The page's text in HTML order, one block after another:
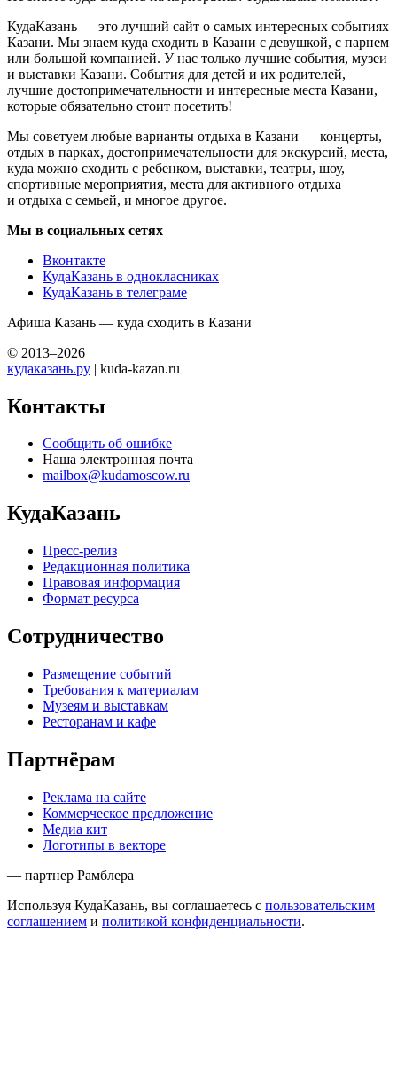
КудаКазань — это лучший сайт о самых интересных событиях
Казани. Мы знаем куда сходить в Казани с девушкой, с парнем
или большой компанией. У нас только лучшие события, музеи
и выставки Казани. События для детей и их родителей,
лучшие достопримечательности и интересные места Казани,
которые обязательно стоит посетить!
Мы советуем любые варианты отдыха в Казани — концерты,
отдых в парках, достопримечательности для экскурсий, места,
куда можно сходить с ребенком, выставки, театры, шоу,
спортивные мероприятия, места для активного отдыха
и отдыха с семьей, и многое другое.
Мы в социальных сетях
Вконтакте
КудаКазань в однокласниках
КудаКазань в телеграме
Афиша Казань — куда сходить в Казани
© 2013–2026
кудаказань.ру | kuda-kazan.ru
Контакты
Сообщить об ошибке
Наша электронная почта
mailbox@kudamoscow.ru
КудаКазань
Пресс-релиз
Редакционная политика
Правовая информация
Формат ресурса
Сотрудничество
Размещение событий
Требования к материалам
Музеям и выставкам
Ресторанам и кафе
Партнёрам
Реклама на сайте
Коммерческое предложение
Медиа кит
Логотипы в векторе
— партнер Рамблера
Используя КудаКазань, вы соглашаетесь с пользовательским
соглашением и политикой конфиденциальности.